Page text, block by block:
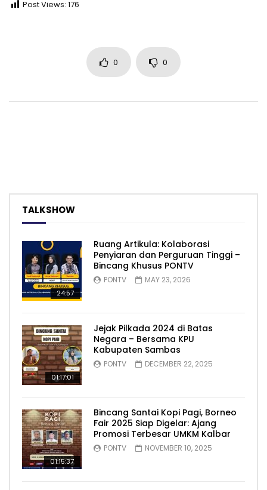
Post Views: 176
0 0
TALKSHOW
24:57
Ruang Artikula: Kolaborasi
Penyiaran dan Perguruan Tinggi –
Bincang Khusus PONTV
PONTV MAY 23, 2026
01:17:01
Jejak Pilkada 2024 di Batas
Negara – Bersama KPU
Kabupaten Sambas
PONTV DECEMBER 22, 2025
01:15:37
Bincang Santai Kopi Pagi, Borneo
Fair 2025 Siap Digelar: Ajang
Promosi Terbesar UMKM Kalbar
PONTV NOVEMBER 10, 2025